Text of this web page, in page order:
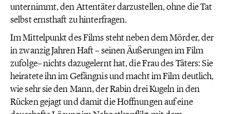
unternimmt, den Attentäter darzustellen, ohne die Tat
selbst ernsthaft zu hinterfragen.
Im Mittelpunkt des Films steht neben dem Mörder, der
in zwanzig Jahren Haft – seinen Äußerungen im Film
zufolge– nichts dazugelernt hat, die Frau des Täters: Sie
heiratete ihn im Gefängnis und macht im Film deutlich,
wie sehr sie den Mann, der Rabin drei Kugeln in den
Rücken gejagt und damit die Hoffnungen auf eine